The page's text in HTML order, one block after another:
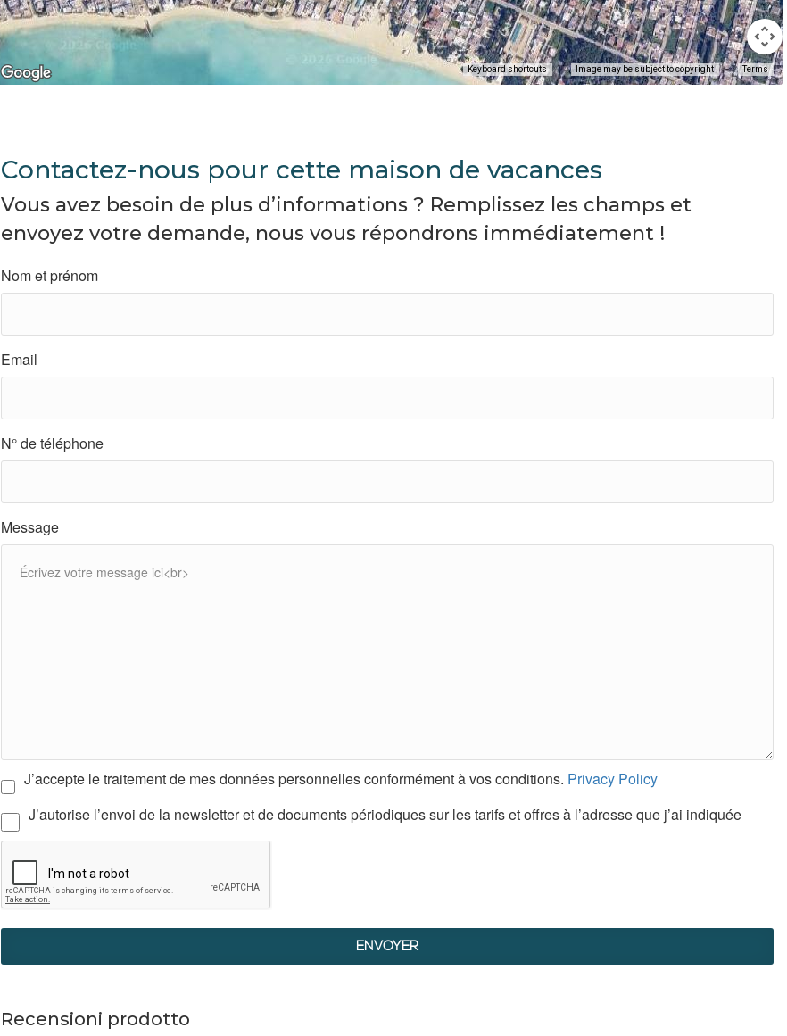
Keyboard shortcuts Image may be subject to copyright Terms
Contactez-nous pour cette maison de vacances
Vous avez besoin de plus d’informations ? Remplissez les champs et
envoyez votre demande, nous vous répondrons immédiatement !
Nom et prénom
Email
N° de téléphone
Message
J’accepte le traitement de mes données personnelles conformément à vos conditions. Privacy Policy
J’autorise l’envoi de la newsletter et de documents périodiques sur les tarifs et offres à l’adresse que j’ai indiquée
ENVOYER
Recensioni prodotto